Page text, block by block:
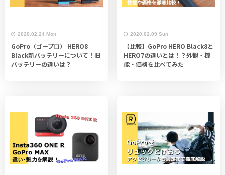
2020.02.24 Mon
GoPro（ゴープロ） HERO8
Black新バッテリーについて！旧
バッテリーの違いは？
2020.02.09 Sun
【比較】GoPro HERO Black8と
HERO7の違いとは！？外観・機
能・価格を比べてみた